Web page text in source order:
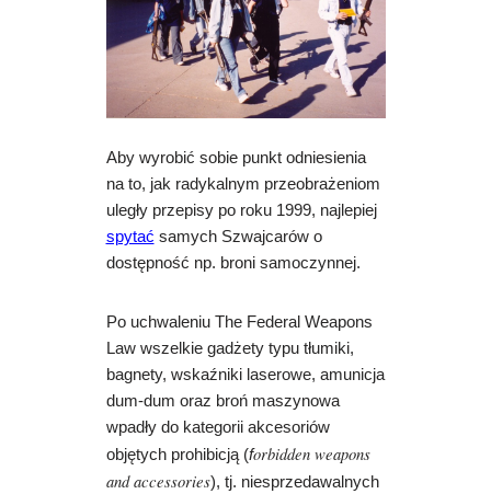
Aby wyrobić sobie punkt odniesienia
na to, jak radykalnym przeobrażeniom
uległy przepisy po roku 1999, najlepiej
spytać samych Szwajcarów o
dostępność np. broni samoczynnej.
Po uchwaleniu The Federal Weapons
Law wszelkie gadżety typu tłumiki,
bagnety, wskaźniki laserowe, amunicja
dum-dum oraz broń maszynowa
wpadły do kategorii akcesoriów
objętych prohibicją (forbidden weapons
and accessories), tj. niesprzedawalnych